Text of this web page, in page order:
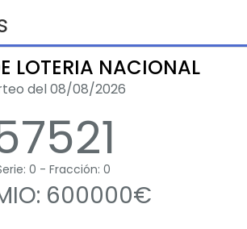
LOTERIA NACIONAL
del 08/08/2026
0 - Fracción: 0
600000€